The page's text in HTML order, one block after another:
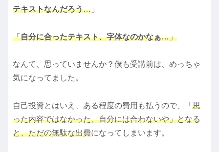
テキストなんだろう… 」
「自分に合ったテキスト、字体なのかなぁ…」
なんて、思っていませんか？僕も受講前は、めっちゃ
気になってました。
自己投資とはいえ、ある程度の費用も払うので、「 思
った内容ではなかった、自分には合わないや」となる
と、ただの無駄な出費になってしまいます。